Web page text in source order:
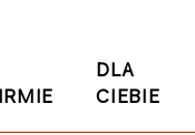
DLA
CIEBIE